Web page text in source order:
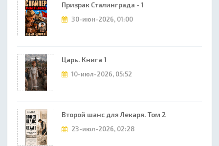
Призрак Сталинграда - 1
30-июн-2026, 01:00
Царь. Книга 1
10-июл-2026, 05:52
Второй шанс для Лекаря. Том 2
23-июл-2026, 02:28